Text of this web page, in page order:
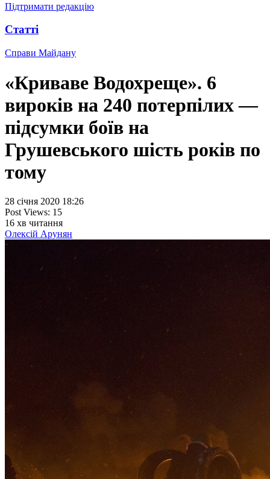
Підтримати редакцію
Статті
Справи Майдану
«Криваве Водохреще». 6
вироків на 240 потерпілих —
підсумки боїв на
Грушевського шість років по
тому
28 січня 2020 18:26
Post Views: 15
16 хв читання
Олексій Арунян